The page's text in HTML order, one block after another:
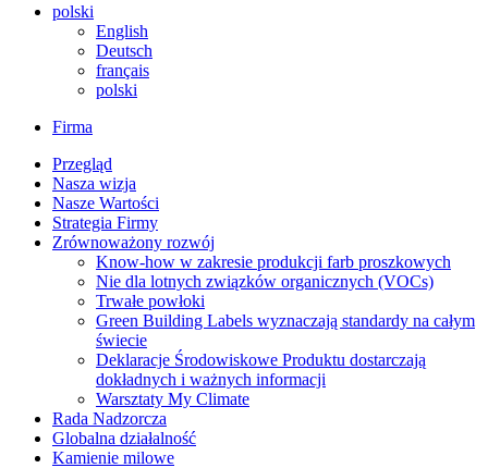
polski
English
Deutsch
français
polski
Firma
Przegląd
Nasza wizja
Nasze Wartości
Strategia Firmy
Zrównoważony rozwój
Know-how w zakresie produkcji farb proszkowych
Nie dla lotnych związków organicznych (VOCs)
Trwałe powłoki
Green Building Labels wyznaczają standardy na całym
świecie
Deklaracje Środowiskowe Produktu dostarczają
dokładnych i ważnych informacji
Warsztaty My Climate
Rada Nadzorcza
Globalna działalność
Kamienie milowe